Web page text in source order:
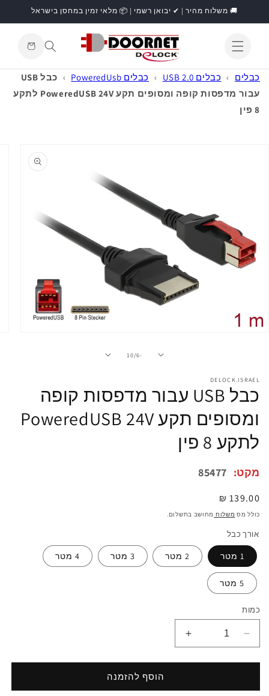
דילוג🚚 משלוח מהיר | ✔ יבואן רשמי | 📦 מלאי זמין במחסן בישראל
התחברות
קניות
כבלים › כבלים USB 2.0 › כבלים PoweredUsb ›
כבל USB
עבור מדפסות קופה ומסופים תקע PoweredUSB 24V לתקע
8 פין
-6
/מתוך
10
DELOCK.ISRAEL
כבל USB עבור מדפסות קופה
ומסופים תקע PoweredUSB 24V
לתקע 8 פין
מקט: 85477
מחיר
רגיל
139.00 ₪
כולל מס משלוח מחושב בתשלום.
אורך כבל
1 מטר 2 מטר 3 מטר 4 מטר
5 מטר
כמות
הפחתת
כמות
ל
USB
הגדלת
כמות
ל
USB
הוסף להזמנה